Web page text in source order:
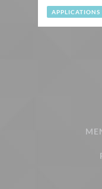
APPLICATIONS